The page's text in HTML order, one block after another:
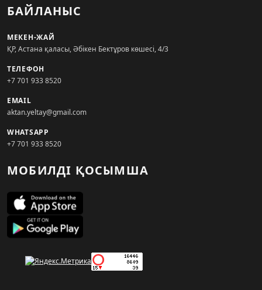
БАЙЛАНЫС
МЕКЕН-ЖАЙ
ҚР, Астана қаласы, Әбікен Бектұров көшесі, 4/3
ТЕЛЕФОН
+7 701 933 8520
EMAIL
aktan.yeltay@gmail.com
WHATSAPP
+7 701 933 8520
МОБИЛДІ ҚОСЫМША